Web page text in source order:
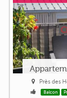
Près des
Balcon